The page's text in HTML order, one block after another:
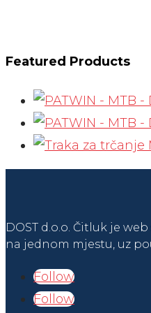
Featured Products
DOST d.o.o. Čitluk je
na jednom mjestu, uz
Follow
Follow